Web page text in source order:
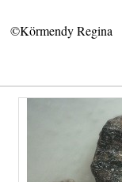
©Körmendy Regina